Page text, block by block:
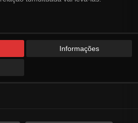
Informações